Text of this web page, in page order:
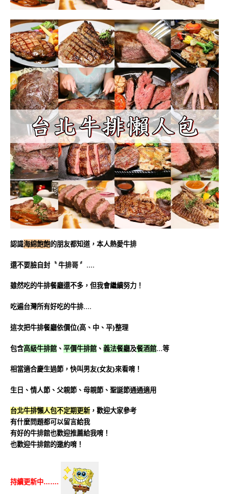
認識海綿飽飽的朋友都知道，本人熱愛牛排
還不要臉自封〝牛排哥〞….
雖然吃的牛排餐廳還不多，但我會繼續努力！
吃遍台灣所有好吃的牛排….
這次把牛排餐廳依價位(高、中、平)整理
包含高級牛排館 、 平價牛排館 、 義法餐廳及餐酒館…等
相當適合慶生過節，快叫男友(女友)來看唷！
生日、情人節、父親節、母親節、聖誕節通通適用
台北牛排懶人包不定期更新 ，歡迎大家參考
有什麼問題都可以留言給我
有好的牛排館也歡迎推薦給我唷！
也歡迎牛排館的邀約唷！
持續更新中…….